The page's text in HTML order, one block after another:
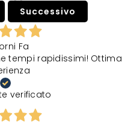
Successivo
Fa
tempi rapidissimi! Ottima
verificato